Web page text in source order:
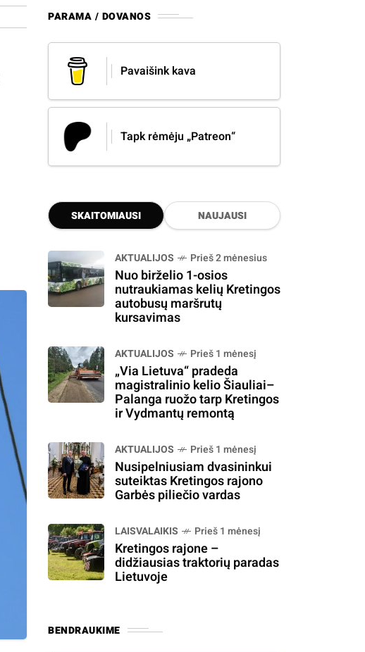
PARAMA / DOVANOS
Pavaišink kava
Tapk rėmėju „Patreon“
SKAITOMIAUSI NAUJAUSI
AKTUALIJOS Prieš 2 mėnesius
Nuo birželio 1-osios
nutraukiamas kelių Kretingos
autobusų maršrutų
kursavimas
AKTUALIJOS Prieš 1 mėnesį
„Via Lietuva“ pradeda
magistralinio kelio Šiauliai–
Palanga ruožo tarp Kretingos
ir Vydmantų remontą
AKTUALIJOS Prieš 1 mėnesį
Nusipelniusiam dvasininkui
suteiktas Kretingos rajono
Garbės piliečio vardas
LAISVALAIKIS Prieš 1 mėnesį
Kretingos rajone –
didžiausias traktorių paradas
Lietuvoje
BENDRAUKIME